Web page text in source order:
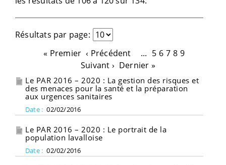
Résultats par page:
« Premier ‹ Précédent ... 5 6 7 8 9
Suivant › Dernier »
Le PAR 2016 – 2020 : La gestion des risques et
des menaces pour la santé et la préparation
aux urgences sanitaires
Date : 02/02/2016
Le PAR 2016 – 2020 : Le portrait de la
population lavalloise
Date : 02/02/2016